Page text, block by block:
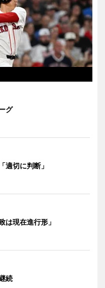
グ
適切に判断」
は現在進行形」
続